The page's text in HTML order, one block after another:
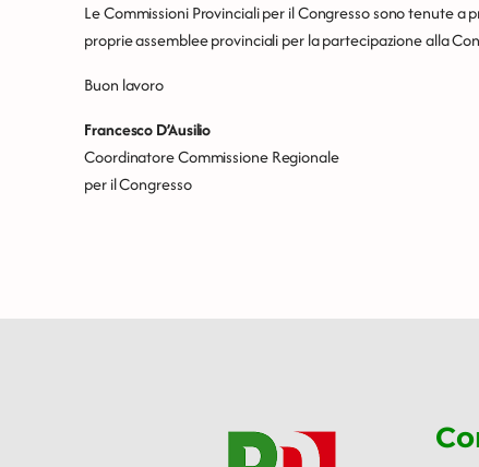
Le Commissioni Provinciali per il Congresso sono tenute
proprie assemblee provinciali per la partecipazione alla
Buon lavoro
Francesco D’Ausilio
Coordinatore Commissione Regionale
per il Congresso